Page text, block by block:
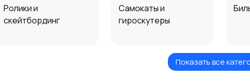
Ролики и
скейтбординг
Самокаты и
гироскутеры
Охота и рыбалкаПоказать все